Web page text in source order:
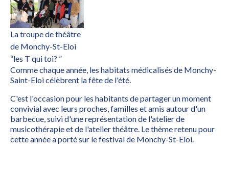
La troupe de théâtre
de Monchy-St-Eloi
“les T qui toi? ”
Comme chaque année, les habitats médicalisés de Monchy-
Saint-Eloi célèbrent la fête de l'été.
C'est l'occasion pour les habitants de partager un moment
convivial avec leurs proches, familles et amis autour d'un
barbecue, suivi d'une représentation de l'atelier de
musicothérapie et de l'atelier théâtre. Le thème retenu pour
cette année a porté sur le festival de Monchy-St-Eloi.